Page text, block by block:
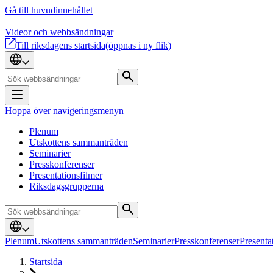
Gå till huvudinnehållet
Videor och webbsändningar
Till riksdagens startsida(öppnas i ny flik)
Hoppa över navigeringsmenyn
Plenum
Utskottens sammanträden
Seminarier
Presskonferenser
Presentationsfilmer
Riksdagsgrupperna
PlenumUtskottens sammanträdenSeminarierPresskonferenser
Startsida